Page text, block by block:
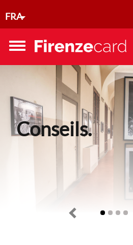
FRA
Toggle
Conseils.